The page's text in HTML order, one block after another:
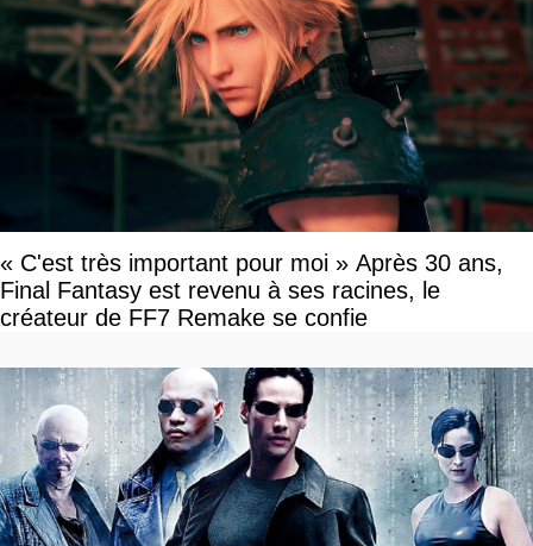
« C'est très important pour moi » Après 30 ans,
Final Fantasy est revenu à ses racines, le
créateur de FF7 Remake se confie